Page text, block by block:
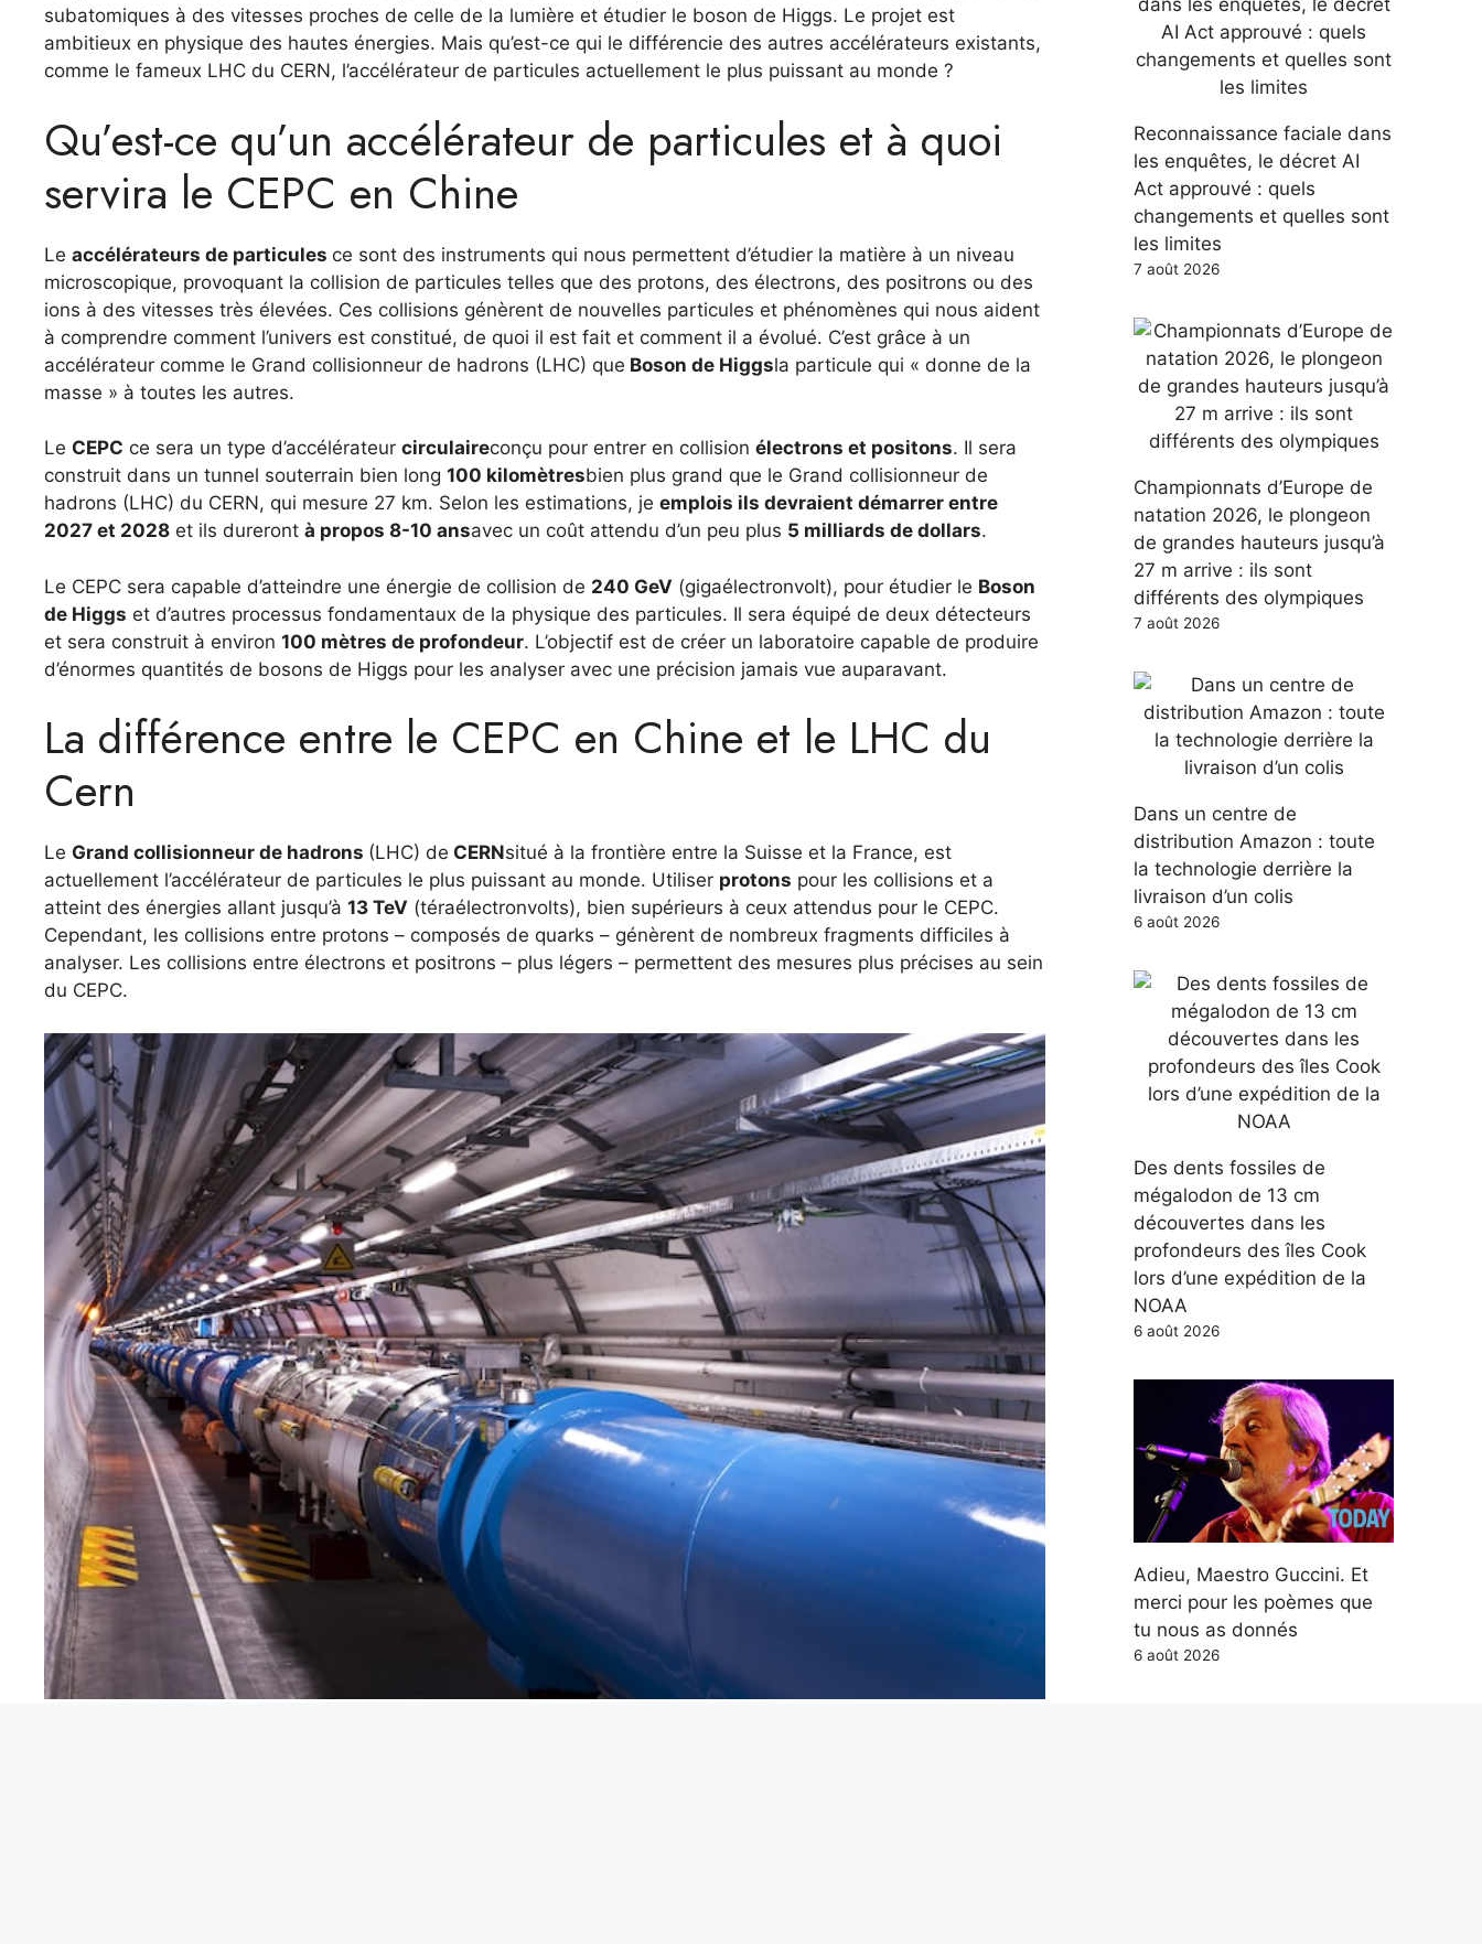
subatomiques à des vitesses proches de celle de la lumière et étudier le boson de Higgs. Le projet est
ambitieux en physique des hautes énergies. Mais qu’est-ce qui le différencie des autres accélérateurs existants,
comme le fameux LHC du CERN, l’accélérateur de particules actuellement le plus puissant au monde ?
Qu’est-ce qu’un accélérateur de particules et à quoi
servira le CEPC en Chine
Le accélérateurs de particules ce sont des instruments qui nous permettent d’étudier la matière à un niveau
microscopique, provoquant la collision de particules telles que des protons, des électrons, des positrons ou des
ions à des vitesses très élevées. Ces collisions génèrent de nouvelles particules et phénomènes qui nous aident
à comprendre comment l’univers est constitué, de quoi il est fait et comment il a évolué. C’est grâce à un
accélérateur comme le Grand collisionneur de hadrons (LHC) que Boson de Higgsla particule qui « donne de la
masse » à toutes les autres.
Le CEPC ce sera un type d’accélérateur circulaireconçu pour entrer en collision électrons et positons. Il sera
construit dans un tunnel souterrain bien long 100 kilomètresbien plus grand que le Grand collisionneur de
hadrons (LHC) du CERN, qui mesure 27 km. Selon les estimations, je emplois ils devraient démarrer entre
2027 et 2028 et ils dureront à propos 8-10 ansavec un coût attendu d’un peu plus 5 milliards de dollars.
Le CEPC sera capable d’atteindre une énergie de collision de 240 GeV (gigaélectronvolt), pour étudier le Boson
de Higgs et d’autres processus fondamentaux de la physique des particules. Il sera équipé de deux détecteurs
et sera construit à environ 100 mètres de profondeur. L’objectif est de créer un laboratoire capable de produire
d’énormes quantités de bosons de Higgs pour les analyser avec une précision jamais vue auparavant.
La différence entre le CEPC en Chine et le LHC du
Cern
Le Grand collisionneur de hadrons (LHC) de CERNsitué à la frontière entre la Suisse et la France, est
actuellement l’accélérateur de particules le plus puissant au monde. Utiliser protons pour les collisions et a
atteint des énergies allant jusqu’à 13 TeV (téraélectronvolts), bien supérieurs à ceux attendus pour le CEPC.
Cependant, les collisions entre protons – composés de quarks – génèrent de nombreux fragments difficiles à
analyser. Les collisions entre électrons et positrons – plus légers – permettent des mesures plus précises au sein
du CEPC.
Reconnaissance faciale dans
les enquêtes, le décret AI
Act approuvé : quels
changements et quelles sont
les limites
7 août 2026
Championnats d’Europe de
natation 2026, le plongeon
de grandes hauteurs jusqu’à
27 m arrive : ils sont
différents des olympiques
7 août 2026
Dans un centre de
distribution Amazon : toute
la technologie derrière la
livraison d’un colis
6 août 2026
Des dents fossiles de
mégalodon de 13 cm
découvertes dans les
profondeurs des îles Cook
lors d’une expédition de la
NOAA
6 août 2026
Adieu, Maestro Guccini. Et
merci pour les poèmes que
tu nous as donnés
6 août 2026